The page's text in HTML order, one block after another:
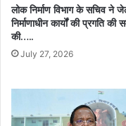
लोक निर्माण विभाग के सचिव ने
निर्माणाधीन कार्यों की प्रगति की
की…..
July 27, 2026